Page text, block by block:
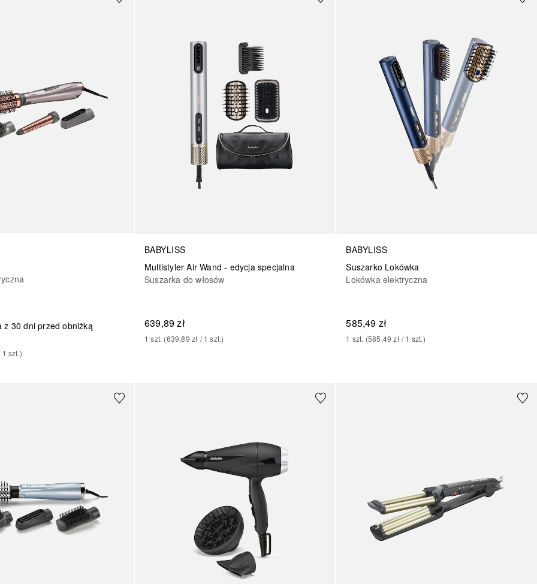
z 30 dni przed obniżką
1 szt.)
BABYLISS
Multistyler Air Wand - edycja specjalna
Suszarka do włosów
639,89 zł
1 szt. (639,89 zł / 1 szt.)
BABYLISS
Suszarko Lokówka
Lokówka elektryczna
585,49 zł
1 szt. (585,49 zł / 1 szt.)